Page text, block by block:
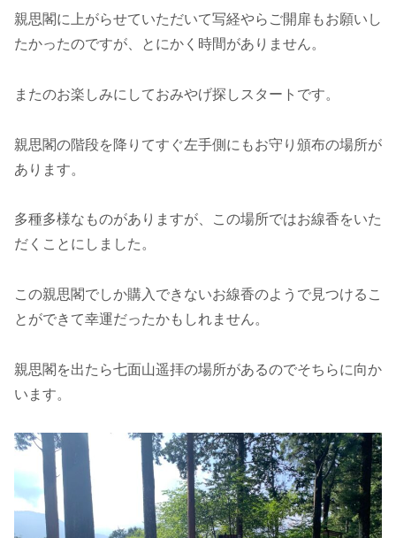
親思閣に上がらせていただいて写経やらご開扉もお願いし
たかったのですが、とにかく時間がありません。
またのお楽しみにしておみやげ探しスタートです。
親思閣の階段を降りてすぐ左手側にもお守り頒布の場所が
あります。
多種多様なものがありますが、この場所ではお線香をいた
だくことにしました。
この親思閣でしか購入できないお線香のようで見つけるこ
とができて幸運だったかもしれません。
親思閣を出たら七面山遥拝の場所があるのでそちらに向か
います。